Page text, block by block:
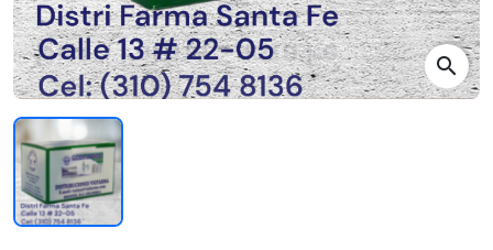
search